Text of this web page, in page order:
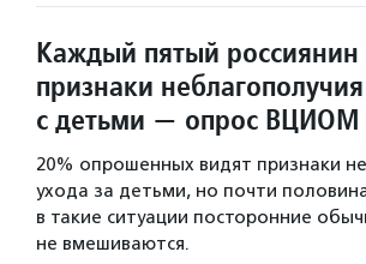
Каждый пятый россиянин
признаки
с детьми — опрос ВЦИОМ
20% опрошенных видят признаки
ухода за детьми, но почти
в такие ситуации посторонние
не вмешиваются.